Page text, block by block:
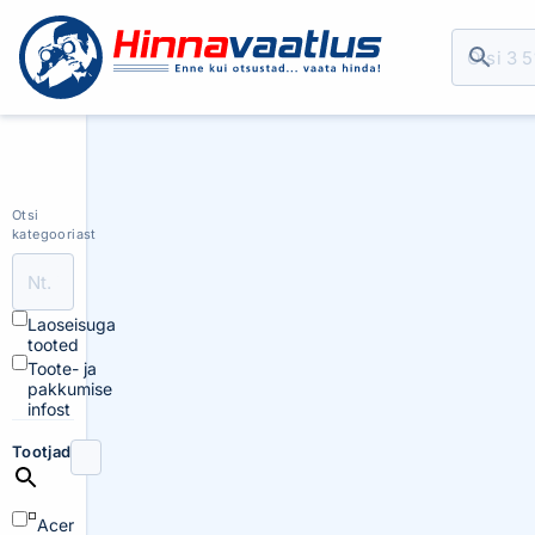
Otsi
kategooriast
Laoseisuga
tooted
Toote- ja
pakkumise
infost
Tootjad
Acer